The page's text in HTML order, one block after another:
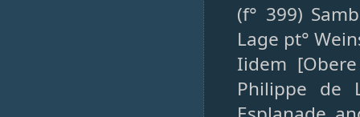
(f° 399)
Lage pt°
Iidem
Philippe de